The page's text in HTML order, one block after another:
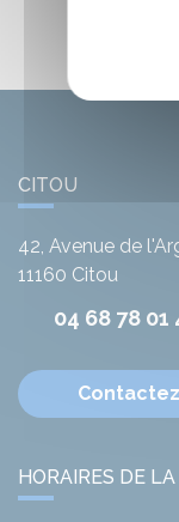
CITOU
42, Avenue de
11160 Citou
04 68 78 01
HORAIRES DE